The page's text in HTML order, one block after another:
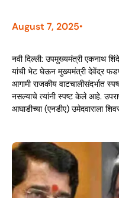
August 7, 2025•
नवी दिल्ली: उपमुख्यमंत्री एकनाथ
यांची भेट घेऊन मुख्यमंत्री देवेंद्र
आगामी राजकीय वाटचालीसंदर्भात
नसल्याचे त्यांनी स्पष्ट केले आहे.
आघाडीच्या (एनडीए) उमेदवाराला